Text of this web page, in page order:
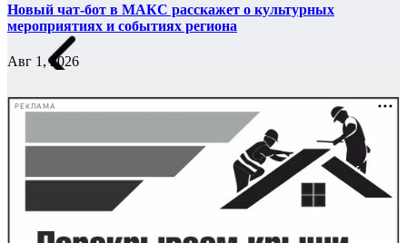
Новый чат-бот в МАКС расскажет о культурных
мероприятиях и событиях региона
Авг 1, 2026
РЕКЛАМА